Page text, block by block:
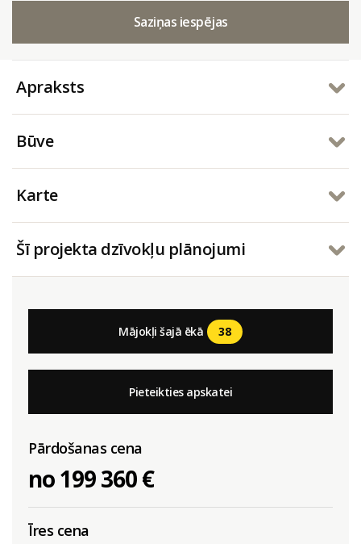
Saziņas iespējas
Apraksts
Būve
Karte
Šī projekta dzīvokļu plānojumi
Mājokļi šajā ēkā 38
Pieteikties apskatei
Pārdošanas cena
no 199 360 €
Īres cena